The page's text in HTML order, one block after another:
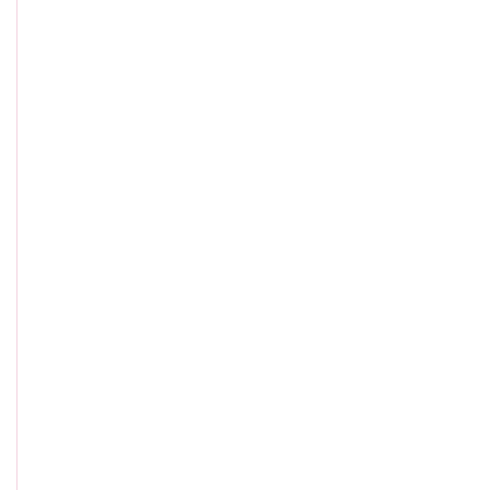
BUONO E IL DOLORE CATTIVO…
CLASSIFICAZIONE, I SEGNI E MOLTO ALTRO.